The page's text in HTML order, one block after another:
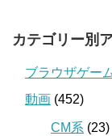
カテゴリー別
ブラウザゲー
動画 (452)
CM系 (23)